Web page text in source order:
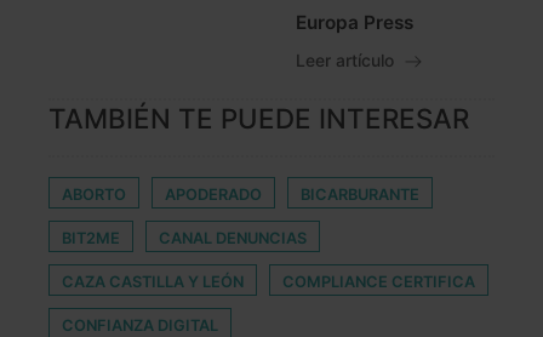
Europa Press
Leer artículo
TAMBIÉN TE PUEDE INTERESAR
ABORTO APODERADO BICARBURANTE
BIT2ME CANAL DENUNCIAS
CAZA CASTILLA Y LEÓN COMPLIANCE CERTIFICA
CONFIANZA DIGITAL